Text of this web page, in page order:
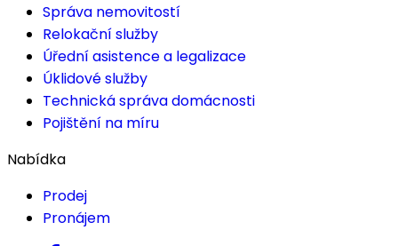
Správa nemovitostí
Relokační služby
Úřední asistence a legalizace
Úklidové služby
Technická správa domácnosti
Pojištění na míru
Nabídka
Prodej
Pronájem